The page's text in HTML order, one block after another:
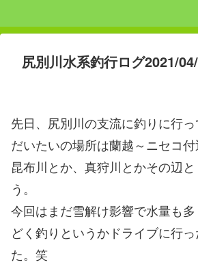
尻別川水系釣行ログ2021/
先日、尻別川の支流に釣りに行っ
だいたいの場所は蘭越～ニセコ付
昆布川とか、真狩川とかその辺
う。
今回はまだ雪解け影響で水量も
どく釣りというかドライブに行
た。笑